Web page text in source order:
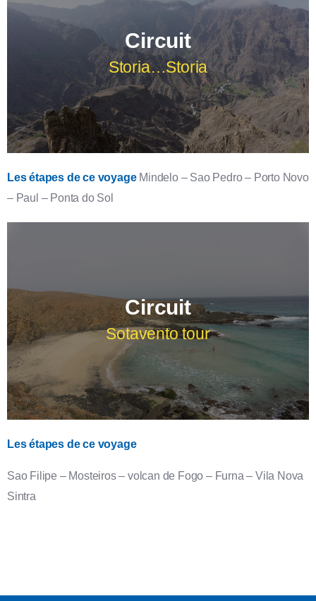
Circuit
Storia…Storia
Îles : Sao Vicente & Santo Antao
Les étapes de ce voyageMindelo – Sao Pedro – Porto Novo
– Paul – Ponta do Sol
Circuit
Sotavento tour
Îles : Santiago, Maio, Fogo, Brava
Les étapes de ce voyage
Sao Filipe – Mosteiros – volcan de Fogo – Furna – Vila Nova
Sintra